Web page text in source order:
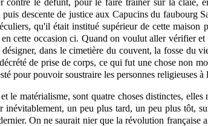
descente de justice aux Capucins du
qu'il était institué supérieur de cette
cette occasion ci. Quand on voulut aller vérifier
dans le cimetière du couvent, la fosse du
de prise de corps, ce qui fut une chose non
pour pouvoir soustraire les personnesreligieuses à
le matérialisme, sont quatre choses distinctes,
inévitablement, un peu plus tard, un peu plus tôt,
On ne saurait nier que la révolution